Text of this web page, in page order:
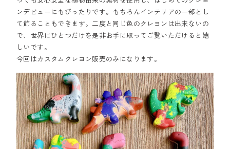
ンデビューにもぴったりです。もちろんインテリアの一部とし
て飾ることもできます。二度と同じ色のクレヨンは出来ないの
で、世界にひとつだけを是非お手に取ってご覧いただけると嬉
しいです。
今回はカスタムクレヨン販売のみになります。